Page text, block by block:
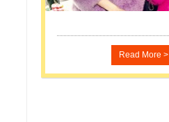
Read More >